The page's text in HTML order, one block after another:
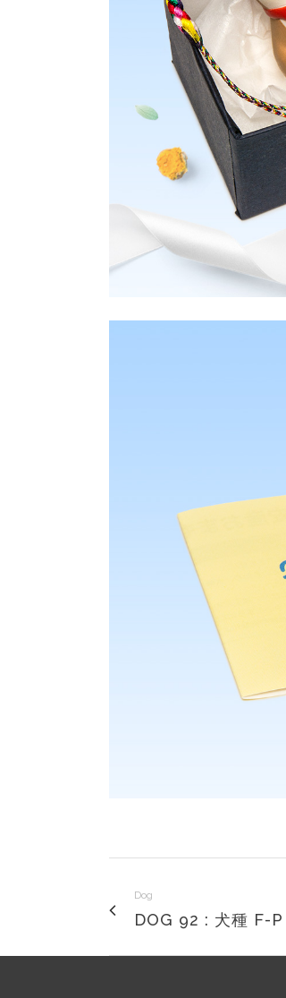
Dog
DOG 92 : 犬種 F-P